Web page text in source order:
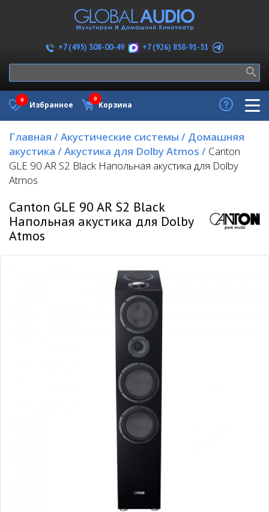
+7 (495) 308-00-49 +7 (926) 858-91-51
Избранное
0
Корзина
0
Главная /Акустические системы / Домашняя
акустика /Акустика для Dolby Atmos / Canton
GLE 90 AR S2 Black Напольная акустика для Dolby
Atmos
Canton GLE 90 AR S2 Black
Напольная акустика для Dolby
Atmos